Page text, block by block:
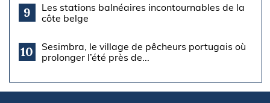
9
Les stations balnéaires incontournables de la
côte belge
10
Sesimbra, le village de pêcheurs portugais où
prolonger l’été près de...